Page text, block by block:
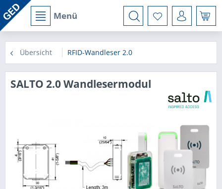
Menü
Übersicht RFID-Wandleser 2.0
SALTO 2.0 Wandlesermodul